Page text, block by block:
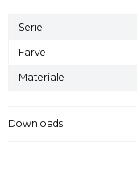
Serie
Farve
Materiale
Downloads